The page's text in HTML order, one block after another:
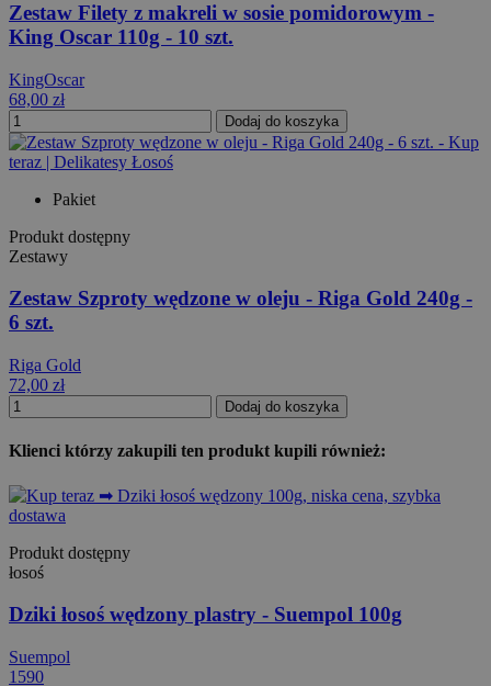
Zestaw Filety z makreli w sosie pomidorowym -
King Oscar 110g - 10 szt.
KingOscar
68,00 zł
Dodaj do koszyka
Pakiet
Produkt dostępny
Zestawy
Zestaw Szproty wędzone w oleju - Riga Gold 240g -
6 szt.
Riga Gold
72,00 zł
Dodaj do koszyka
Klienci którzy zakupili ten produkt kupili również:
Produkt dostępny
łosoś
Dziki łosoś wędzony plastry - Suempol 100g
Suempol
1590